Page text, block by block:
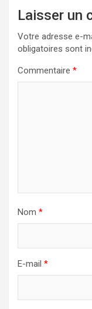
Laisser un
Votre adresse e-
obligatoires sont
Commentaire *
Nom *
E-mail *